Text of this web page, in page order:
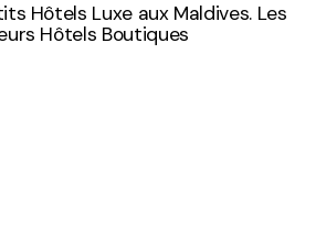
Hôtels Luxe aux Maldives. Les
Hôtels Boutiques